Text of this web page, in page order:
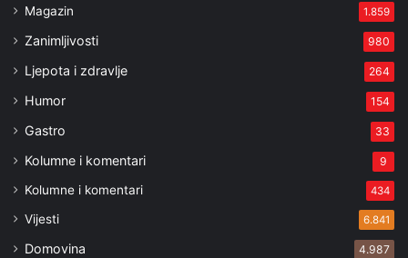
Magazin 1.859
Zanimljivosti 980
Ljepota i zdravlje 264
Humor 154
Gastro 33
Kolumne i komentari 9
Kolumne i komentari 434
Vijesti 6.841
Domovina 4.987